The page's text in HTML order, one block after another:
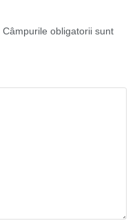
Câmpurile obligatorii sunt